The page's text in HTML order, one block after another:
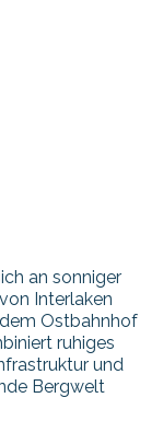
an sonniger
Interlaken
Ostbahnhof
ruhiges
und
Bergwelt